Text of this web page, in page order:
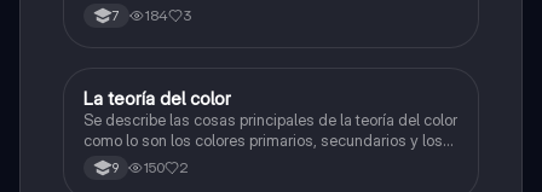
7 184 3
Artes
La teoría del color
Se describe las cosas principales de la teoría del color
como lo son los colores primarios, secundarios y los
colores cálidos y fríos es un resumen y sus ejemplos
9 150 2